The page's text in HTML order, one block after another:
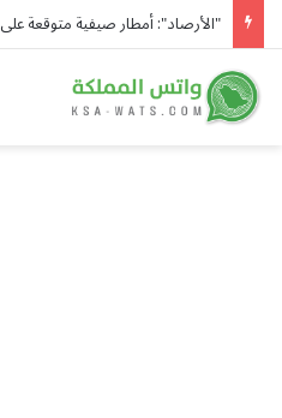
"الأرصاد": أمطار صيفية متوقعة على 7 مناطق